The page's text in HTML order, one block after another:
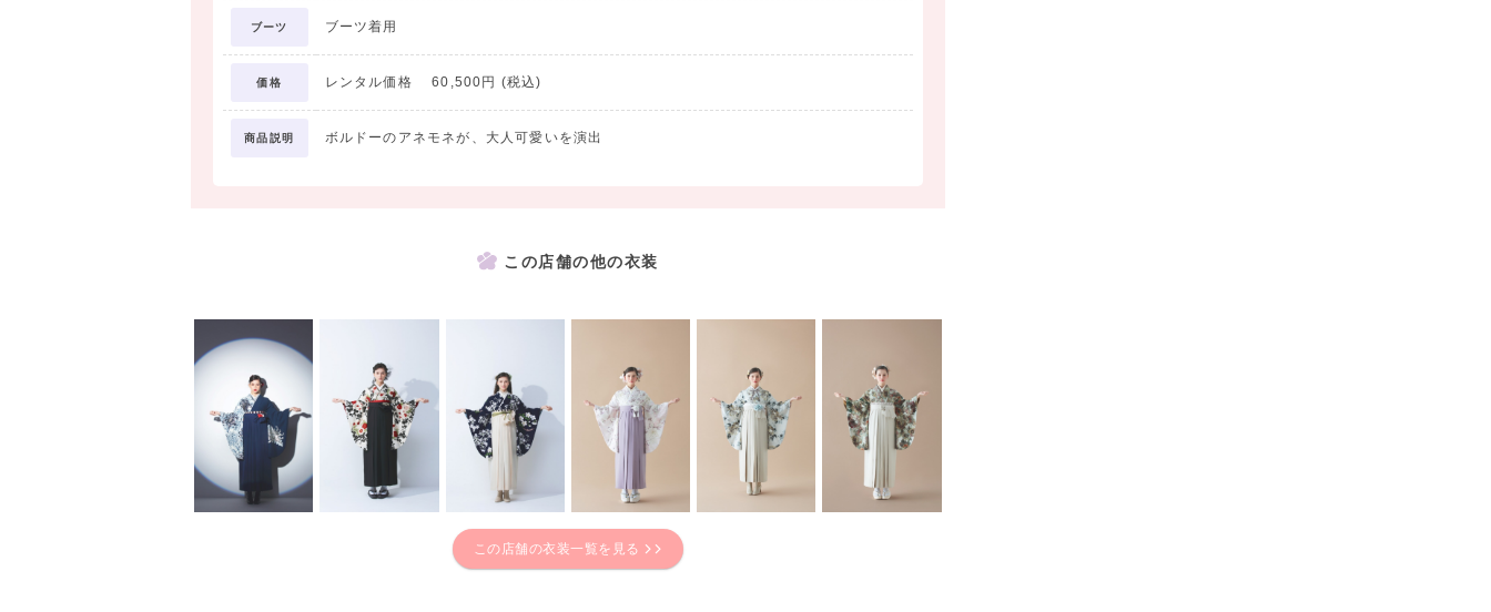
ブーツ ブーツ着用
価格 レンタル価格 60,500円 (税込)
商品説明 ボルドーのアネモネが、大人可愛いを演出
この店舗の他の衣装
この店舗の衣装一覧を見る